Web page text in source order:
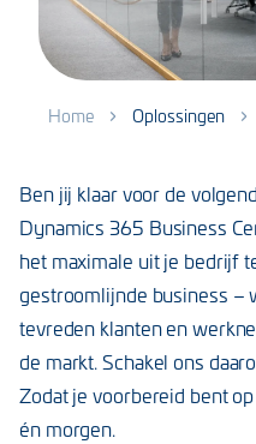
Home Oplossingen
Ben jij klaar voor de
Dynamics 365 Business
het maximale uit je bedrijf
gestroomlijnde business –
tevreden klanten en
de markt. Schakel ons
Zodat je voorbereid bent
én morgen.